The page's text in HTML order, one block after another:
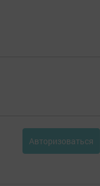
Авторизоваться